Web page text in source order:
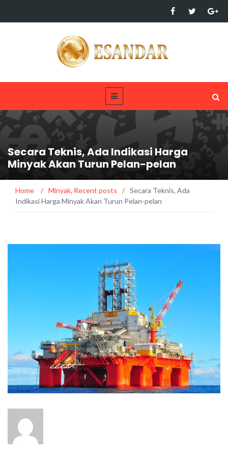
Secara Teknis, Ada Indikasi Harga
Minyak Akan Turun Pelan-pelan
Home / Minyak, Recent posts / Secara Teknis, Ada
Indikasi Harga Minyak Akan Turun Pelan-pelan